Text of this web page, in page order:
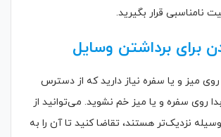
نامناسبی قرار بگیرید.
میز و یا سفره نیاز دارید که از دسترس
روی سفره و یا میز خم نشوید. می‌توانید از
نزدیک‌تر هستند، تقاضا کنید تا آن را به